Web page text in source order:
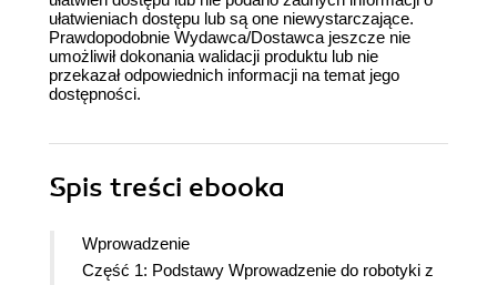
ułatwieniach dostępu lub są one niewystarczające.
Prawdopodobnie Wydawca/Dostawca jeszcze nie
umożliwił dokonania walidacji produktu lub nie
przekazał odpowiednich informacji na temat jego
dostępności.
Spis treści ebooka
Wprowadzenie
Część 1: Podstawy Wprowadzenie do robotyki z